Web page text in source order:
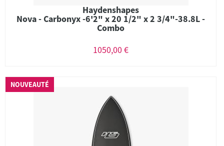
Haydenshapes
Nova - Carbonyx -6'2" x 20 1/2" x 2 3/4"-38.8L -
Combo
1050,00 €
NOUVEAUTÉ